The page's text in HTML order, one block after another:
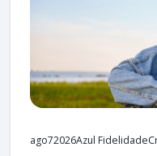
ago72026Azul